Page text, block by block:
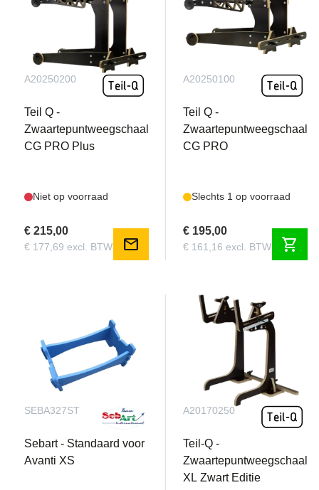
A20250200
Teil Q -
Zwaartepuntweegschaal
CG PRO Plus
Niet op voorraad
€ 215,00
€ 177,69 excl. BTW mail
A20250100
Teil Q -
Zwaartepuntweegschaal
CG PRO
Slechts 1 op voorraad
€ 195,00
€ 161,16 excl. BTW shopping_cart
SEBA327ST
Sebart - Standaard voor
Avanti XS
A20170250
Teil-Q -
Zwaartepuntweegschaal
XL Zwart Editie